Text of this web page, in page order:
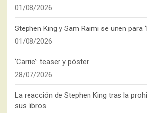
01/08/2026
Stephen King y Sam Raimi se unen para
01/08/2026
‘Carrie’: teaser y póster
28/07/2026
La reacción de Stephen King tras la
sus libros